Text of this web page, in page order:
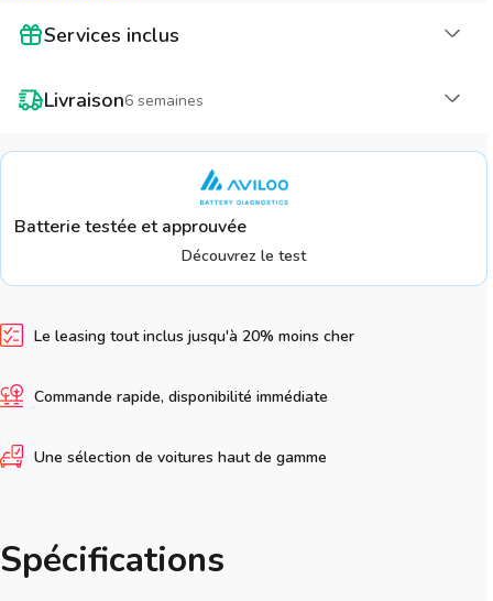
Services inclus
Livraison6 semaines
Batterie testée et approuvée
Découvrez le test
Le leasing tout inclus jusqu'à 20% moins cher
Commande rapide, disponibilité immédiate
Une sélection de voitures haut de gamme
Spécifications